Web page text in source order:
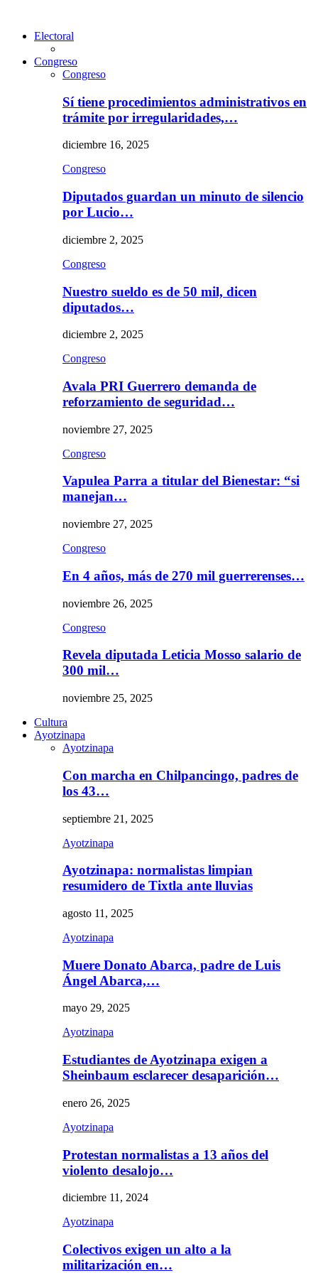
Electoral
Congreso
Congreso
Sí tiene procedimientos administrativos en
trámite por irregularidades,…
diciembre 16, 2025
Congreso
Diputados guardan un minuto de silencio
por Lucio…
diciembre 2, 2025
Congreso
Nuestro sueldo es de 50 mil, dicen
diputados…
diciembre 2, 2025
Congreso
Avala PRI Guerrero demanda de
reforzamiento de seguridad…
noviembre 27, 2025
Congreso
Vapulea Parra a titular del Bienestar: “si
manejan…
noviembre 27, 2025
Congreso
En 4 años, más de 270 mil guerrerenses…
noviembre 26, 2025
Congreso
Revela diputada Leticia Mosso salario de
300 mil…
noviembre 25, 2025
Cultura
Ayotzinapa
Ayotzinapa
Con marcha en Chilpancingo, padres de
los 43…
septiembre 21, 2025
Ayotzinapa
Ayotzinapa: normalistas limpian
resumidero de Tixtla ante lluvias
agosto 11, 2025
Ayotzinapa
Muere Donato Abarca, padre de Luis
Ángel Abarca,…
mayo 29, 2025
Ayotzinapa
Estudiantes de Ayotzinapa exigen a
Sheinbaum esclarecer desaparición…
enero 26, 2025
Ayotzinapa
Protestan normalistas a 13 años del
violento desalojo…
diciembre 11, 2024
Ayotzinapa
Colectivos exigen un alto a la
militarización en…